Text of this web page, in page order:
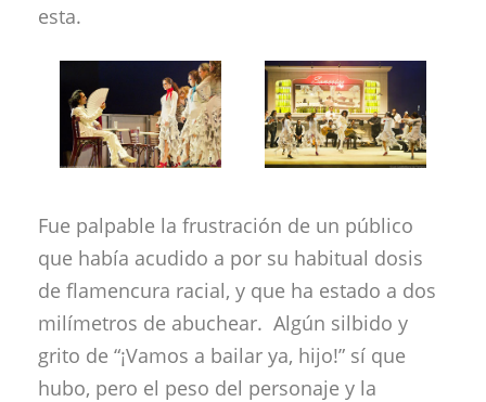
esta.
Fue palpable la frustración de un público
que había acudido a por su habitual dosis
de flamencura racial, y que ha estado a dos
milímetros de abuchear. Algún silbido y
grito de “¡Vamos a bailar ya, hijo!” sí que
hubo, pero el peso del personaje y la